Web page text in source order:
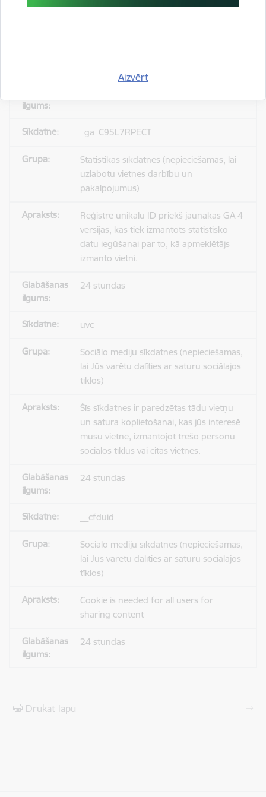
Aizvērt
pakalpojumus)
_ga_C95L7RPECT
Statistikas sīkdatnes (nepieciešamas, lai
uzlabotu vietnes darbību un
pakalpojumus)
Reģistrē unikālu ID priekš jaunākās GA 4
versijas, kas tiek izmantots statistisko
datu iegūšanai par to, kā apmeklētājs
izmanto vietni.
24 stundas
uvc
Sociālo mediju sīkdatnes (nepieciešamas,
lai Jūs varētu dalīties ar saturu sociālajos
tīklos)
Šīs sīkdatnes ir paredzētas tādu vietņu
un satura koplietošanai, kas jūs interesē
mūsu vietnē, izmantojot trešo personu
sociālos tīklus vai citas vietnes.
24 stundas
__cfduid
Sociālo mediju sīkdatnes (nepieciešamas,
lai Jūs varētu dalīties ar saturu sociālajos
tīklos)
Cookie is needed for all users for
sharing content
24 stundas
Drukāt lapu